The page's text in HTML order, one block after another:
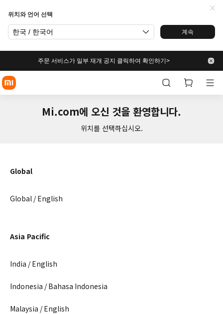
위치와 언어 선택
한국 / 한국어 계속
주문 서비스가 일부 재개 공지 클릭하여 확인하기>
Mi.com에 오신 것을 환영합니다.
위치를 선택하십시오.
Global
Global / English
Asia Pacific
India / English
Indonesia / Bahasa Indonesia
Malaysia / English